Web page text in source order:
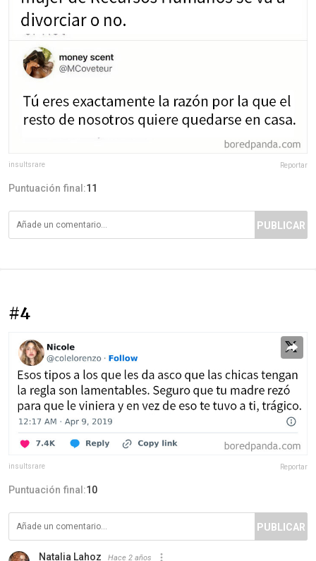
insultsrare Reportar
Puntuación final:11
PUBLICAR
#4
insultsrare Reportar
Puntuación final:10
PUBLICAR
Natalia Lahoz Hace 2 años